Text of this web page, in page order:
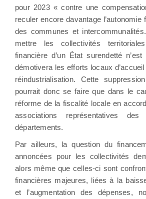
pour 2023 « contre une
reculer encore davantage l’autonomie
des communes et
mettre les collectivités
financière d’un État surendetté
démotivera les efforts locaux
réindustrialisation. Cette
pourrait donc se faire que dans le
réforme de la fiscalité locale en
associations représentatives
départements.
Par ailleurs, la question du
annoncées pour les collectivités
alors même que celles-ci sont
financières majeures, liées à la
et l’augmentation des dépenses,